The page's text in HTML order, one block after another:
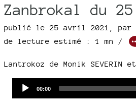
Zanbrokal du
publié le 25 avril 2021 par
de lecture estimé : 1 mn /
Lantrokoz de Monik SEVERIN
Current
00:00